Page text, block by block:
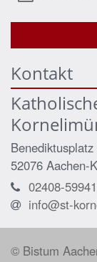
Kontakt
Benediktusplatz
52076 Aachen-
02408-
info@st-
© Bistum